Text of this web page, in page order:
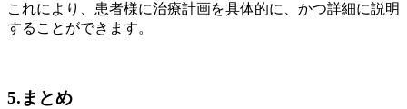
これにより、患者様に治療計画を具体的に、かつ詳細に説明
することができます。
5.まとめ